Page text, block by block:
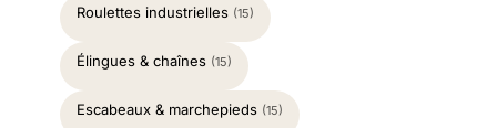
Roulettes industrielles (15)
Élingues & chaînes (15)
Escabeaux & marchepieds (15)